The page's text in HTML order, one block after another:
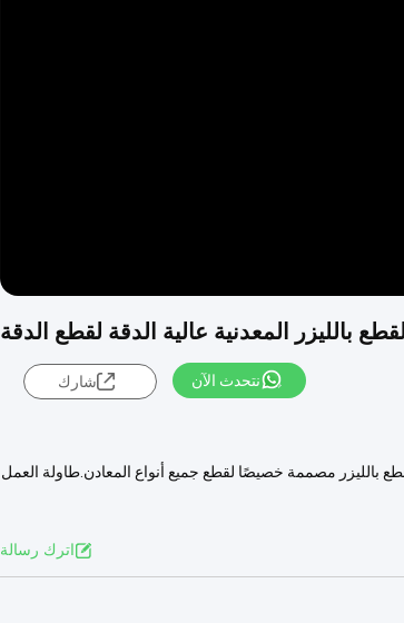
بالليزر المعدنية عالية الدقة لقطع الدقة
نتحدث الآن شارك
قطع بالليزر مصممة خصيصًا لقطع جميع أنواع المعادن.طاولة العمل
اترك رسالة